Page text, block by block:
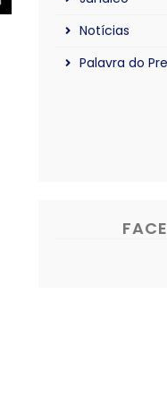
Notícias
Palavra do